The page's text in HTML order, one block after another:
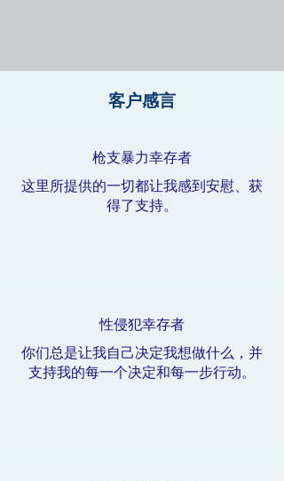
客户感言
枪支暴力幸存者
这里所提供的一切都让我感到安慰、获
得了支持。
性侵犯幸存者
你们总是让我自己决定我想做什么，并
支持我的每一个决定和每一步行动。